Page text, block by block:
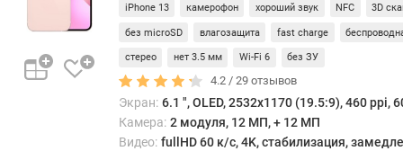
н
о
iPhone 13 камерофон хороший звук NFC 3D
без microSD влагозащита fast charge
стерео нет 3.5 мм Wi-Fi 6 без ЗУ
4.2 /29 отзывов
Экран: 6.1 ", OLED, 2532x1170 (19.5:9), 460 ppi,
Камера: 2 модуля, 12 МП, + 12 МП
Видео: fullHD 60 к/с, 4K, стабилизация,